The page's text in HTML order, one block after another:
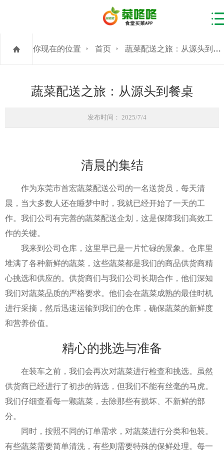
你现在的位置 首页 蔬菜配送之旅：从源头到餐桌
蔬菜配送之旅：从源头到餐桌
发布时间： 2025/7/4
清晨的集结
作为东莞市首宏蔬菜配送公司的一名送货员，每天清
晨，当大多数人还在睡梦中时，我就已经开始了一天的工
作。我们公司有完善的蔬菜配送企划，这是保障我们高效工
作的关键。
我来到公司仓库，这里早已是一片忙碌的景象。仓库里
堆满了各种新鲜的蔬菜，这些蔬菜都是我们的商品供货商精
心挑选和供应的。供货商们与我们公司长期合作，他们深知
我们对蔬菜品质的严格要求。他们会在蔬菜成熟的最佳时机
进行采摘，然后迅速运输到我们的仓库，确保蔬菜的新鲜度
和营养价值。
精心的挑选与准备
在装车之前，我们会再次对蔬菜进行检查和挑选。虽然
供货商已经进行了初步的筛选，但我们不能有丝毫的马虎。
我们仔细查看每一颗蔬菜，去除那些有损坏、不新鲜的部
分。
同时，按照不同的订单需求，对蔬菜进行分类和包装。
有些蔬菜需要简单清洗，有些则需要特殊的保鲜处理。每一